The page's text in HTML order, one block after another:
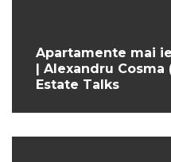
Apartamente mai
| Alexandru Cosma
Estate Talks